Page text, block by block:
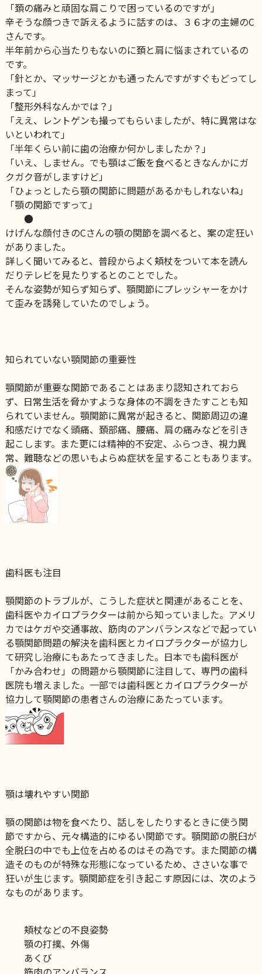
「頚の痛みと頑固な肩こりで困っているのですが」
辛そうな顔つきで訴えるように話すのは、３６才の主婦のC
さんです。
半年前から心当たりもないのに頚と肩に悩まされているの
です。
「針とか、マッサージとかも通ったんですがすぐもどってし
まって」
「整形外科なんかでは？」
「ええ、レントゲンも撮ってもらいましたが、特に異常はな
いといわれて」
「半年くらい前に歯の治療か何かしましたか？」
「いえ、しません。でも顎はご飯を食べるときなんかにガ
クガク音がしますけど」
「ひょっとしたら顎の関節に問題があるかもしれないね」
「顎の関節ですって」
●
けげんな顔付きのCさんの顎の関節を調べると、案の定狂い
がありました。
詳しく聞いてみると、普段からよく頬杖をついて本を読ん
だりテレビを見たりするとのことでした。
そんな姿勢が知らず知らず、顎関節にプレッシャーをかけ
て歪みを誘発していたのでしょう。
知られていない顎関節の重要性
顎関節が重要な関節であることはあまり認知されておら
ず、 日常生活を脅かすような身体の不調をきたすことも知
られていません。 顎関節に異常が起きると、関節周辺の違
和感だけでなく頭痛、頚部痛、腰痛、肩の痛みなどを引き
起こします。 また更には精神的不安定、ふらつき、視力異
常、難聴などの思いもよらぬ症状を呈することもあります。
歯科医も注目
顎関節のトラブルが、こうした症状と関連があることを、
歯科医やカイロプラクターは前から知っていました。 アメリ
カではケガや交通事故、筋肉のアンバランスなどで起ってい
る顎関節問題の解決を歯科医とカイロプラクターが協力し
て研究し治療にもあたってきました。 日本でも歯科医が
「かみ合わせ」の問題から顎関節に注目して、専門の歯科
医院も増えました。 一部では歯科医とカイロプラクターが
協力して顎関節の患者さんの治療にあたっています。
顎は壊れやすい関節
顎の関節は物を食べたり、話しをしたりするときに使う関
節ですから、元々構造的にゆるい関節です。 顎関節の脱臼が
全脱臼の中でも上位を占めるのはその為です。 また関節の構
造そのものが特殊な形態になっているため、ささいな事で
狂いが生じます。 顎関節症を引き起こす原因には、次のよう
なものがあります。
頬杖などの不良姿勢
顎の打撲、外傷
あくび